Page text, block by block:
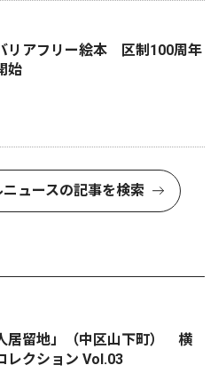
リアフリー絵本 区制100周年
始
ュースの記事を検索
居留地」（中区山下町） 横
レクション Vol.03